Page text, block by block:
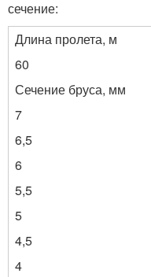
сечение:
Длина пролета, м
60
Сечение бруса, мм
7
6,5
6
5,5
5
4,5
4